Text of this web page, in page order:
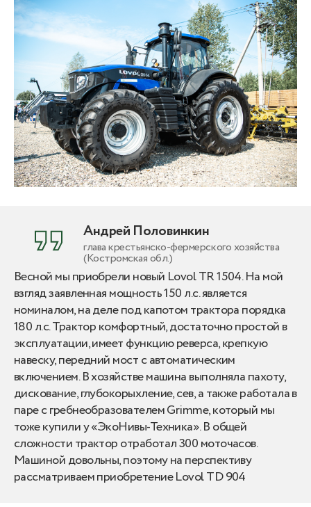
Весной мы приобрели новый Lovol TR 1504. На мой
взгляд заявленная мощность 150 л.с. является
номиналом, на деле под капотом трактора порядка
180 л.с. Трактор комфортный, достаточно простой в
эксплуатации, имеет функцию реверса, крепкую
навеску, передний мост с автоматическим
включением. В хозяйстве машина выполняла пахоту,
дискование, глубокорыхление, сев, а также работала в
паре с гребнеобразователем Grimme, который мы
тоже купили у «ЭкоНивы-Техника». В общей
сложности трактор отработал 300 моточасов.
Машиной довольны, поэтому на перспективу
рассматриваем приобретение Lovol TD 904
Андрей Половинкин
глава крестьянско-фермерского хозяйства
(Костромская обл.)